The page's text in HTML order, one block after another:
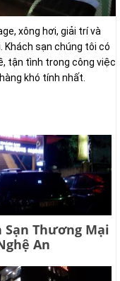
xông hơi, giải trí và
sạn chúng tôi có
tận tình trong công việc
khó tính nhất.
Sạn Thương Mại
An